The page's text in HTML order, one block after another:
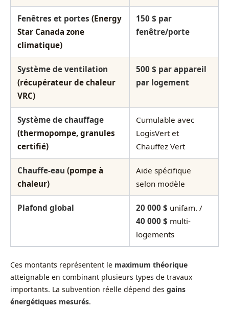
Fenêtres et portes (Energy
Star Canada zone
climatique)
150 $ par
fenêtre/porte
Système de ventilation
(récupérateur de chaleur
VRC)
500 $ par appareil
par logement
Système de chauffage
(thermopompe, granules
certifié)
Cumulable avec
LogisVert et
Chauffez Vert
Chauffe-eau (pompe à
chaleur)
Aide spécifique
selon modèle
Plafond global 20 000 $ unifam. /
40 000 $ multi-
logements
Ces montants représentent le maximum théorique
atteignable en combinant plusieurs types de travaux
importants. La subvention réelle dépend des gains
énergétiques mesurés.